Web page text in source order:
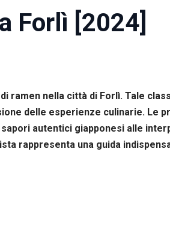
Forlì [2024]
nella città di Forlì. Tale
delle esperienze culinarie. Le
autentici giapponesi alle
rappresenta una guida